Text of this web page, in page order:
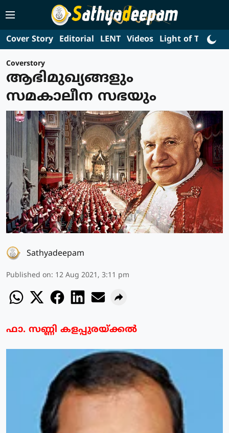
Cover Story Editorial LENT Videos Light of Truth
Coverstory
ആഭിമുഖ്യങ്ങളും
സമകാലീന സഭയും
Sathyadeepam
Published on: 12 Aug 2021, 3:11 pm
ഫാ. സണ്ണി കളപ്പുരയ്ക്കല്‍